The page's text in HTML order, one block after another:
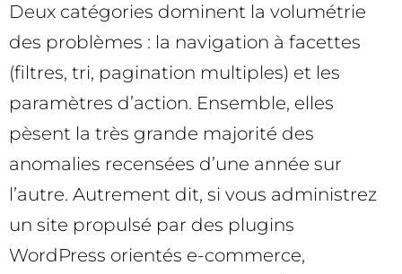
Deux catégories dominent la volumétrie
des problèmes : la navigation à facettes
(filtres, tri, pagination multiples) et les
paramètres d’action. Ensemble, elles
pèsent la très grande majorité des
anomalies recensées d’une année sur
l’autre. Autrement dit, si vous administrez
un site propulsé par des plugins
WordPress orientés e-commerce,